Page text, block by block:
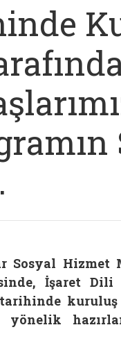
Sosyal
İşaret Dili
tarihinde
yönelik